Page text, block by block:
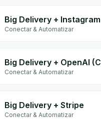
Conectar & Automatizar
Big Delivery + OpenAI
Conectar & Automatizar
Big Delivery + Stripe
Conectar & Automatizar